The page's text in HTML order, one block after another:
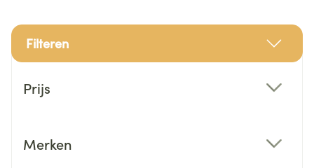
Filteren
Prijs
Merken